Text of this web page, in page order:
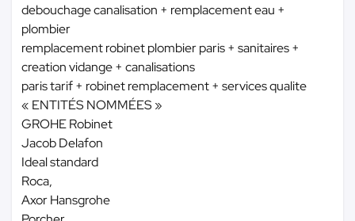
debouchage canalisation + remplacement eau +
plombier
remplacement robinet plombier paris + sanitaires +
creation vidange + canalisations
paris tarif + robinet remplacement + services qualite
« ENTITÉS NOMMÉES »
GROHE Robinet
Jacob Delafon
Ideal standard
Roca,
Axor Hansgrohe